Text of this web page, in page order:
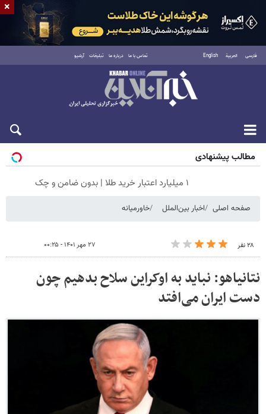
فارسی العربية English تماس با ما درباره ما تبلیغات آرشیو
جمعه ۱۶ مرداد ۱۴۰۵
مطالب پیشنهادی
۱ میلیارد اعتبار خرید طلا | بدون ضامن و چک
صفحه اصلی اخبار بین‌الملل خاورمیانه
۲۸ نفر ۲۷ مهر ۱۴۰۱ - ۰۰:۲۵
نتانیاهو: نباید به اوکراین سلاح بدهیم چون
دست ایران می‌افتد
×